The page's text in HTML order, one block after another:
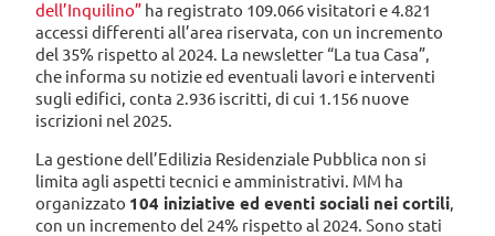
dell’Inquilino” ha registrato 109.066 visitatori e 4.821
accessi differenti all’area riservata, con un incremento
del 35% rispetto al 2024. La newsletter “La tua Casa”,
che informa su notizie ed eventuali lavori e interventi
sugli edifici, conta 2.936 iscritti, di cui 1.156 nuove
iscrizioni nel 2025.
La gestione dell’Edilizia Residenziale Pubblica non si
limita agli aspetti tecnici e amministrativi. MM ha
organizzato 104 iniziative ed eventi sociali nei cortili,
con un incremento del 24% rispetto al 2024. Sono stati